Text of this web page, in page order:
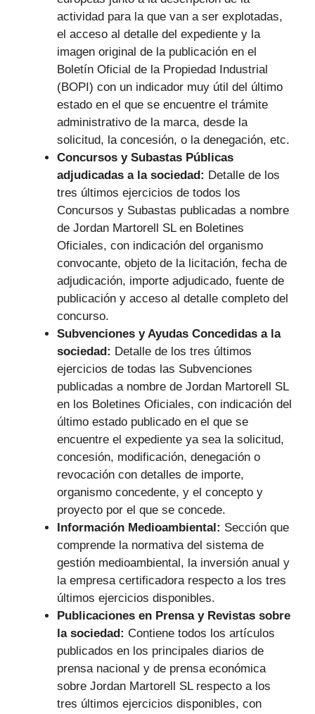
actividad para la que van a ser explotadas,
el acceso al detalle del expediente y la
imagen original de la publicación en el
Boletín Oficial de la Propiedad Industrial
(BOPI) con un indicador muy útil del último
estado en el que se encuentre el trámite
administrativo de la marca, desde la
solicitud, la concesión, o la denegación, etc.
Concursos y Subastas Públicas
adjudicadas a la sociedad: Detalle de los
tres últimos ejercicios de todos los
Concursos y Subastas publicadas a nombre
de Jordan Martorell SL en Boletines
Oficiales, con indicación del organismo
convocante, objeto de la licitación, fecha de
adjudicación, importe adjudicado, fuente de
publicación y acceso al detalle completo del
concurso.
Subvenciones y Ayudas Concedidas a la
sociedad: Detalle de los tres últimos
ejercicios de todas las Subvenciones
publicadas a nombre de Jordan Martorell SL
en los Boletines Oficiales, con indicación del
último estado publicado en el que se
encuentre el expediente ya sea la solicitud,
concesión, modificación, denegación o
revocación con detalles de importe,
organismo concedente, y el concepto y
proyecto por el que se concede.
Información Medioambiental: Sección que
comprende la normativa del sistema de
gestión medioambiental, la inversión anual y
la empresa certificadora respecto a los tres
últimos ejercicios disponibles.
Publicaciones en Prensa y Revistas sobre
la sociedad: Contiene todos los artículos
publicados en los principales diarios de
prensa nacional y de prensa económica
sobre Jordan Martorell SL respecto a los
tres últimos ejercicios disponibles, con